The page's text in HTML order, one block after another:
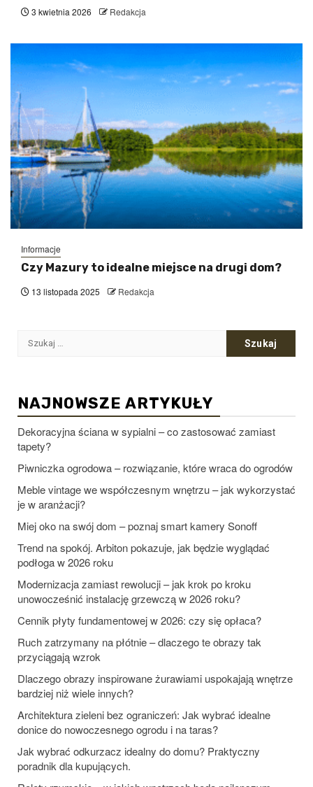
3 kwietnia 2026 Redakcja
Informacje
Czy Mazury to idealne miejsce na drugi dom?
13 listopada 2025 Redakcja
Szukaj:
NAJNOWSZE ARTYKUŁY
Dekoracyjna ściana w sypialni – co zastosować zamiast
tapety?
Piwniczka ogrodowa – rozwiązanie, które wraca do ogrodów
Meble vintage we współczesnym wnętrzu – jak wykorzystać
je w aranżacji?
Miej oko na swój dom – poznaj smart kamery Sonoff
Trend na spokój. Arbiton pokazuje, jak będzie wyglądać
podłoga w 2026 roku
Modernizacja zamiast rewolucji – jak krok po kroku
unowocześnić instalację grzewczą w 2026 roku?
Cennik płyty fundamentowej w 2026: czy się opłaca?
Ruch zatrzymany na płótnie – dlaczego te obrazy tak
przyciągają wzrok
Dlaczego obrazy inspirowane żurawiami uspokajają wnętrze
bardziej niż wiele innych?
Architektura zieleni bez ograniczeń: Jak wybrać idealne
donice do nowoczesnego ogrodu i na taras?
Jak wybrać odkurzacz idealny do domu? Praktyczny
poradnik dla kupujących.